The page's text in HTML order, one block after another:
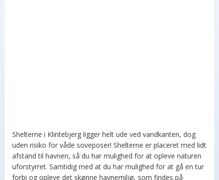
Shelterne i Klintebjerg ligger helt ude ved vandkanten, dog
uden risiko for våde soveposer! Shelterne er placeret med lidt
afstand til havnen, så du har mulighed for at opleve naturen
uforstyrret. Samtidig med at du har mulighed for at gå en tur
forbi og opleve det skønne havnemiljø, som findes på